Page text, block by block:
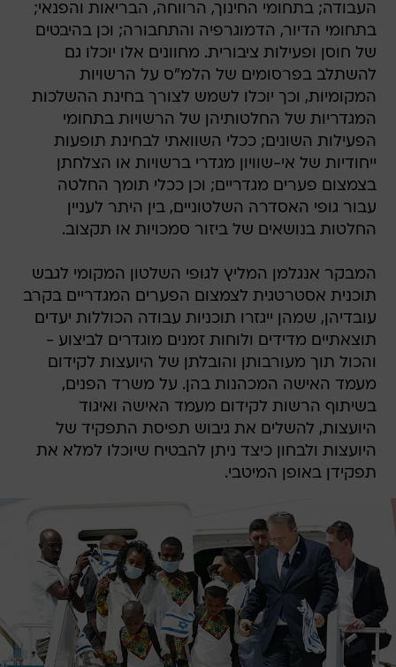
העבודה; בתחומי החינוך, הרווחה, הבריאות והפנאי;
בתחומי הדיור, הדמוגרפיה והתחבורה; וכן בהיבטים
של חוסן ופעילות ציבורית. מחוונים אלו יוכלו גם
להשתלב בפרסומים של הלמ"ס על הרשויות
המקומיות, וכך יוכלו לשמש לצורך בחינת ההשלכות
המגדריות של החלטותיהן של הרשויות בתחומי
הפעילות השונים; ככלי השוואתי לבחינת תופעות
ייחודיות של אי-שוויון מגדרי ברשויות או הצלחתן
בצמצום פערים מגדריים; וכן ככלי תומך החלטה
עבור גופי האסדרה השלטוניים, בין היתר לעניין
החלטות בנושאים של ביזור סמכויות או תקצוב.
המבקר אנגלמן המליץ לגופי השלטון המקומי לגבש
תוכנית אסטרטגית לצמצום הפערים המגדריים בקרב
עובדיהן, שמהן ייגזרו תוכניות עבודה הכוללות יעדים
תוצאתיים מדידים ולוחות זמנים מוגדרים לביצוע -
והכול תוך מעורבותן והובלתן של היועצות לקידום
מעמד האישה המכהנות בהן. על משרד הפנים,
בשיתוף הרשות לקידום מעמד האישה ואיגוד
היועצות, להשלים את גיבוש תפיסת התפקיד של
היועצות ולבחון כיצד ניתן להבטיח שיוכלו למלא את
תפקידן באופן המיטבי.